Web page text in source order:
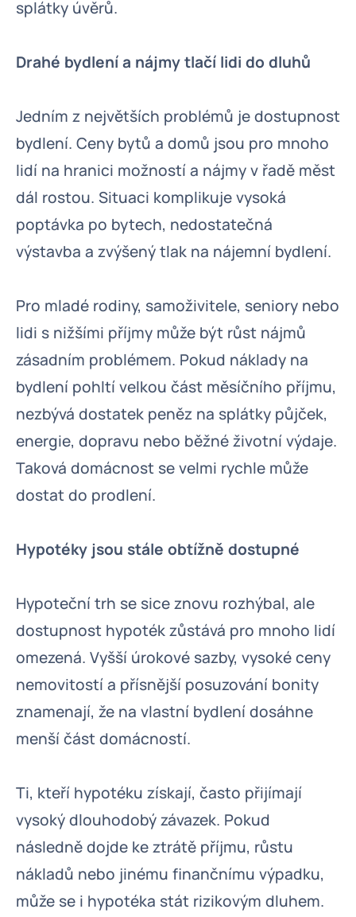
splátky úvěrů.
Drahé bydlení a nájmy tlačí lidi do dluhů
Jedním z největších problémů je dostupnost
bydlení. Ceny bytů a domů jsou pro mnoho
lidí na hranici možností a nájmy v řadě měst
dál rostou. Situaci komplikuje vysoká
poptávka po bytech, nedostatečná
výstavba a zvýšený tlak na nájemní bydlení.
Pro mladé rodiny, samoživitele, seniory nebo
lidi s nižšími příjmy může být růst nájmů
zásadním problémem. Pokud náklady na
bydlení pohltí velkou část měsíčního příjmu,
nezbývá dostatek peněz na splátky půjček,
energie, dopravu nebo běžné životní výdaje.
Taková domácnost se velmi rychle může
dostat do prodlení.
Hypotéky jsou stále obtížně dostupné
Hypoteční trh se sice znovu rozhýbal, ale
dostupnost hypoték zůstává pro mnoho lidí
omezená. Vyšší úrokové sazby, vysoké ceny
nemovitostí a přísnější posuzování bonity
znamenají, že na vlastní bydlení dosáhne
menší část domácností.
Ti, kteří hypotéku získají, často přijímají
vysoký dlouhodobý závazek. Pokud
následně dojde ke ztrátě příjmu, růstu
nákladů nebo jinému finančnímu výpadku,
může se i hypotéka stát rizikovým dluhem.